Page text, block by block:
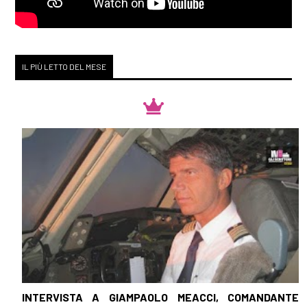
Novembre 2018
[19]Sotto il sole di
mezzanotte, di Higashino
Ottobre 2018
[30]Mademoiselle Coco e il
profumo dell'amore, di Marly
Michelle: incipit
Settembre 2018
IL PIÙ LETTO DEL MESE
INTERVISTA A GIAMPAOLO MEACCI, COMANDANTE